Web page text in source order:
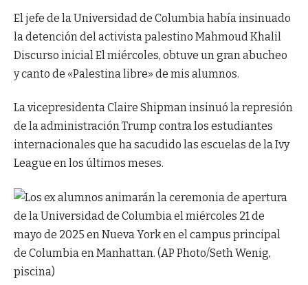
El jefe de la Universidad de Columbia había insinuado
la detención del activista palestino Mahmoud Khalil
Discurso inicialEl miércoles, obtuve un gran abucheo
y canto de «Palestina libre» de mis alumnos.
La vicepresidenta Claire Shipman insinuó la represión
de la administración Trump contra los estudiantes
internacionales que ha sacudido las escuelas de la Ivy
League en los últimos meses.